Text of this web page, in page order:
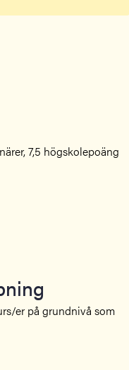
7,5 högskolepoäng
er på grundnivå som